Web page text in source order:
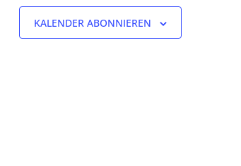
KALENDER ABONNIEREN